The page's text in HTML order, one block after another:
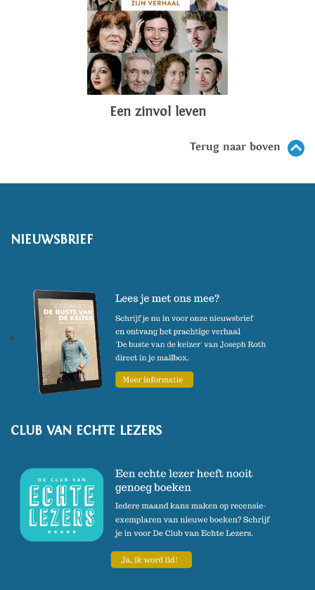
Een zinvol leven
Terug naar boven
NIEUWSBRIEF
CLUB VAN ECHTE LEZERS